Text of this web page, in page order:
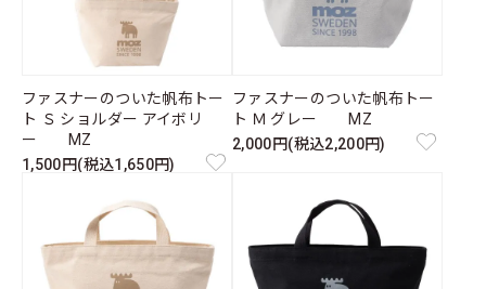
ファスナーのついた帆布トー
ト Ｓ ショルダー アイボリ
ー MZ
1,500円(税込1,650円)
ファスナーのついた帆布トー
ト Ｍ グレー MZ
2,000円(税込2,200円)